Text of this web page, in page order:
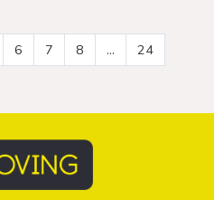
6 7 8 ...
24